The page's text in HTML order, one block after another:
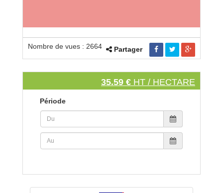
Nombre de vues : 2664 Partager
35.59 € HT / HECTARE
Période